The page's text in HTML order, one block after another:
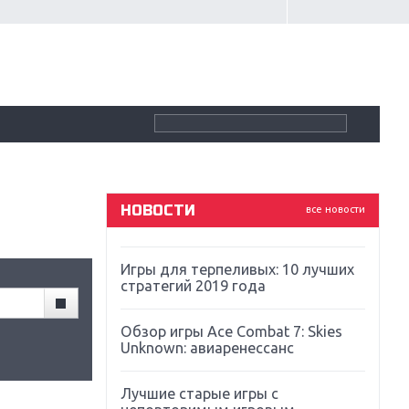
все новости
НОВОСТИ
Souls
Far Cry 5: хвалить нельзя ругать
Игры для терпеливых: 10 лучших
стратегий 2019 года
Обзор игры Ace Combat 7: Skies
Unknown: авиаренессанс
Лучшие старые игры с